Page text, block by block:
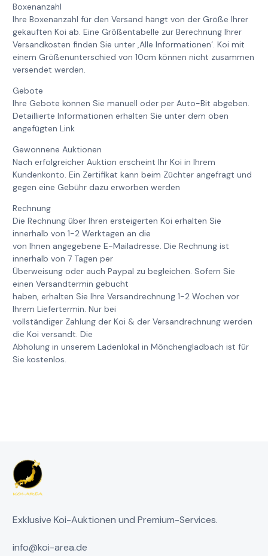
Boxenanzahl
Ihre Boxenanzahl für den Versand hängt von der Größe Ihrer
gekauften Koi ab. Eine Größentabelle zur Berechnung Ihrer
Versandkosten finden Sie unter ‚Alle Informationen‘. Koi mit
einem Größenunterschied von 10cm können nicht zusammen
versendet werden.
Gebote
Ihre Gebote können Sie manuell oder per Auto-Bit abgeben.
Detaillierte Informationen erhalten Sie unter dem oben
angefügten Link
Gewonnene Auktionen
Nach erfolgreicher Auktion erscheint Ihr Koi in Ihrem
Kundenkonto. Ein Zertifikat kann beim Züchter angefragt und
gegen eine Gebühr dazu erworben werden
Rechnung
Die Rechnung über Ihren ersteigerten Koi erhalten Sie
innerhalb von 1-2 Werktagen an die
von Ihnen angegebene E-Mailadresse. Die Rechnung ist
innerhalb von 7 Tagen per
Überweisung oder auch Paypal zu begleichen. Sofern Sie
einen Versandtermin gebucht
haben, erhalten Sie Ihre Versandrechnung 1-2 Wochen vor
Ihrem Liefertermin. Nur bei
vollständiger Zahlung der Koi & der Versandrechnung werden
die Koi versandt. Die
Abholung in unserem Ladenlokal in Mönchengladbach ist für
Sie kostenlos.
Exklusive Koi-Auktionen und Premium-Services.
info@koi-area.de